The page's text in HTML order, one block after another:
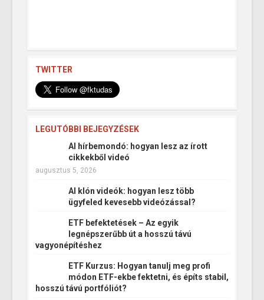
TWITTER
LEGUTÓBBI BEJEGYZÉSEK
AI hírbemondó: hogyan lesz az írott
cikkekből videó
augusztus 5, 2026
AI klón videók: hogyan lesz több
ügyfeled kevesebb videózással?
ETF befektetések – Az egyik
legnépszerűbb út a hosszú távú
vagyonépítéshez
ETF Kurzus: Hogyan tanulj meg profi
módon ETF-ekbe fektetni, és építs stabil,
hosszú távú portfóliót?